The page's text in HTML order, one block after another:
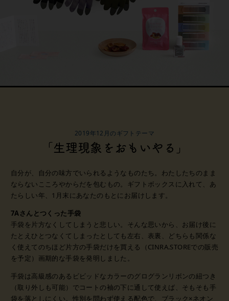
2019年12月のギフトテーマ
「生理現象をおもいやる」
自分が、自分の味方でいられるようなものたち。 わたしたちのまま
ならないこころやからだを包むもの。 ギフトボックスに入れて、あ
たらしい年、1月末にあなたのもとにお届けします。
7Aさんとつくった手袋
手袋を片方なくしてしまうと悲しい。 そんな思いから、お届け後に
たとえひとつなくてしまったとしても 左右、表裏、どちらも関係な
く使えて のちほど片方の手袋だけを買える（CINRA.STOREでの販売
を予定） 画期的な手袋を発明しました。
手袋は高級感のあるビビッドなカラーのグログランリボンの紐つき
（取り外しも可能）でコートの袖の下に通して使えば、そもそも手
袋を落としにくい。 性別を問わず使える配色で、 ブラック×ネオン